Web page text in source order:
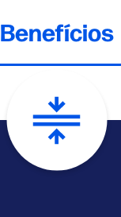
Benefícios